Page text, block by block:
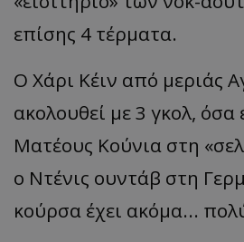
επίσης 4 τέρματα.
Ο Χάρι Κέιν από μεριάς
ακολουθεί με 3 γκολ, όσα
Ματέους Κούνια στη
ο Ντένις ουντάβ στη
κούρσα έχει ακόμα...